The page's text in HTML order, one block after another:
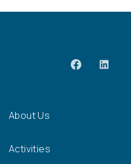
About Us
Activities